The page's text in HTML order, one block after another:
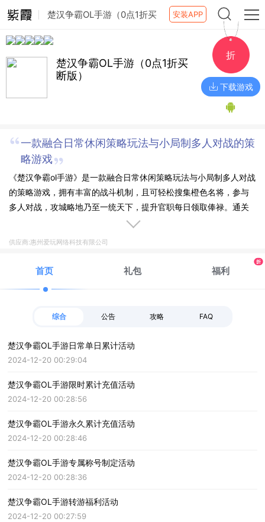
楚汉争霸OL手游（0点1折买
断版）
安装APP
楚汉争霸OL手游（0点1折买
断版）
折
下载游戏
一款融合日常休闲策略玩法与小局制多人对战的策
略游戏
《楚汉争霸ol手游》是一款融合日常休闲策略玩法与小局制多人对战
的策略游戏，拥有丰富的战斗机制，且可轻松搜集橙色名将，参与
多人对战，攻城略地乃至一统天下，提升官职每日领取俸禄。通关
剧情挑战可持续轻松获得挂机税收奖励，还可参与演武试炼、每日
供应商:惠州爱玩网络科技有限公司
首页 礼包 福利
折
综合 公告 攻略 FAQ
楚汉争霸OL手游日常单日累计活动
2024-12-20 00:29:04
楚汉争霸OL手游限时累计充值活动
2024-12-20 00:28:56
楚汉争霸OL手游永久累计充值活动
2024-12-20 00:28:46
楚汉争霸OL手游专属称号制定活动
2024-12-20 00:28:36
楚汉争霸OL手游转游福利活动
2024-12-20 00:27:59